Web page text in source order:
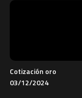
Cotización oro
03/12/2024